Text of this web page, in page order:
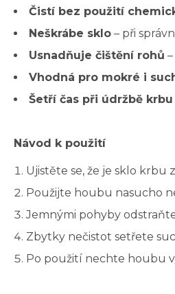
Čistí bez použití
Neškrábe sklo – při
Usnadňuje čištění rohů
Vhodná pro mokré i
Šetří čas při údržbě krbu
Návod k použití
Ujistěte se, že je sklo krbu
Použijte houbu nasucho
Jemnými pohyby
Zbytky nečistot setřete
Po použití nechte houbu